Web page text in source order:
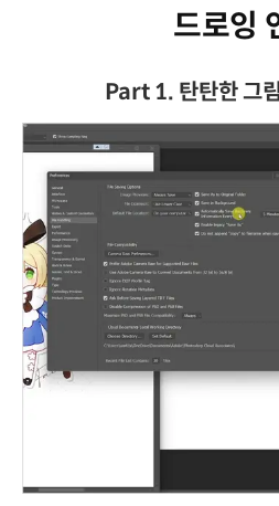
드로잉
Part 1. 탄탄한 그